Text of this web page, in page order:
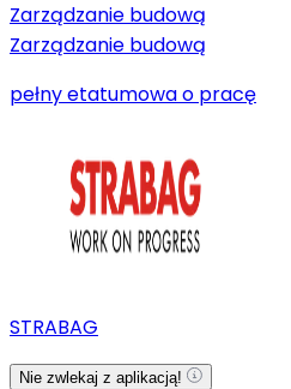
Zarządzanie budową
Zarządzanie budową
pełny etatumowa o pracę
STRABAG
Nie zwlekaj z aplikacją!